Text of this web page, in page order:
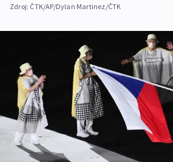
Zdroj: ČTK/AP/Dylan Martinez/ČTK